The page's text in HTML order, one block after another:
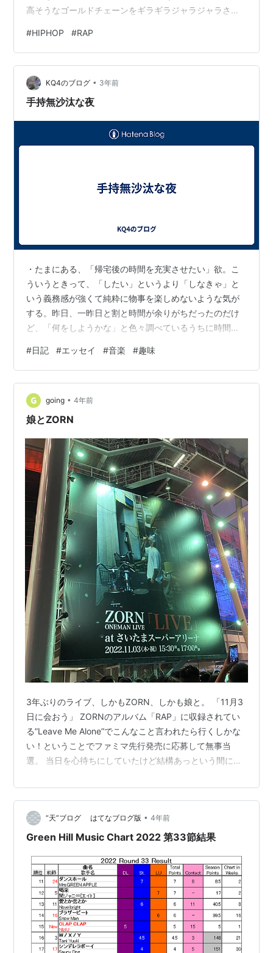
高そうなゴールドチェーンをギラギラジャラジャラさせ
ッケラプチョヘンザ言いながらクラブで札束ばらまいて
ヘネシーかっこみマリファナプカプカしてるイメージ
（ド偏見） かと思いますが、しかしZORNは違います。
ZORNの持っているものは「家族」「仲間」「地元」。
その根底には常に愛があるのです。 『洗濯物干すのも
#HIPHOP #RAP
KQ4のブログ • 3年前
手持無沙汰な夜
・たまにある、「帰宅後の時間を充実させたい」欲。こ
ういうときって、「したい」というより「しなきゃ」と
いう義務感が強くて純粋に物事を楽しめないような気が
する。昨日、一昨日と割と時間が余りがちだったのだけ
ど、「何をしようかな」と色々調べているうちに時間が
と思い返す。気持ちが疲れていたのかも。何かしようと
するのをやめて、何もしない時間を過ごしていると自然
としたいことが思い浮かぶのかも。・結束バンドを聞い
ているうち、昔聞いていたバンドが聞きたくなる。結束
バンドはアジカンを初めとする2000年代初頭、まさに自
#日記 #エッセイ #音楽 #趣味
going • 4年前
娘とZORN
3年ぶりのライブ、しかもZORN、しかも娘と。 「11月3
日に会おう」 ZORNのアルバム「RAP」に収録されてい
る”Leave Me Alone”でこんなこと言われたら行くしかな
い！ということでファミマ先行発売に応募して無事当
選。 当日を心待ちにしていたけど結構あっという間にそ
たま新都心駅に着くとZORNのヘッズがたくさんいてカ
ーキのパンツ、ハット、白T、VANSなどの着用率が高く
目を惹く。同時に段々と自分のテンションもライブモー
ドに近づいていくのが分かる。 早めに入場を済ませて座
割くら…
“天”ブログ はてなブログ版 • 4年前
Green Hill Music Chart 2022 第33節結果